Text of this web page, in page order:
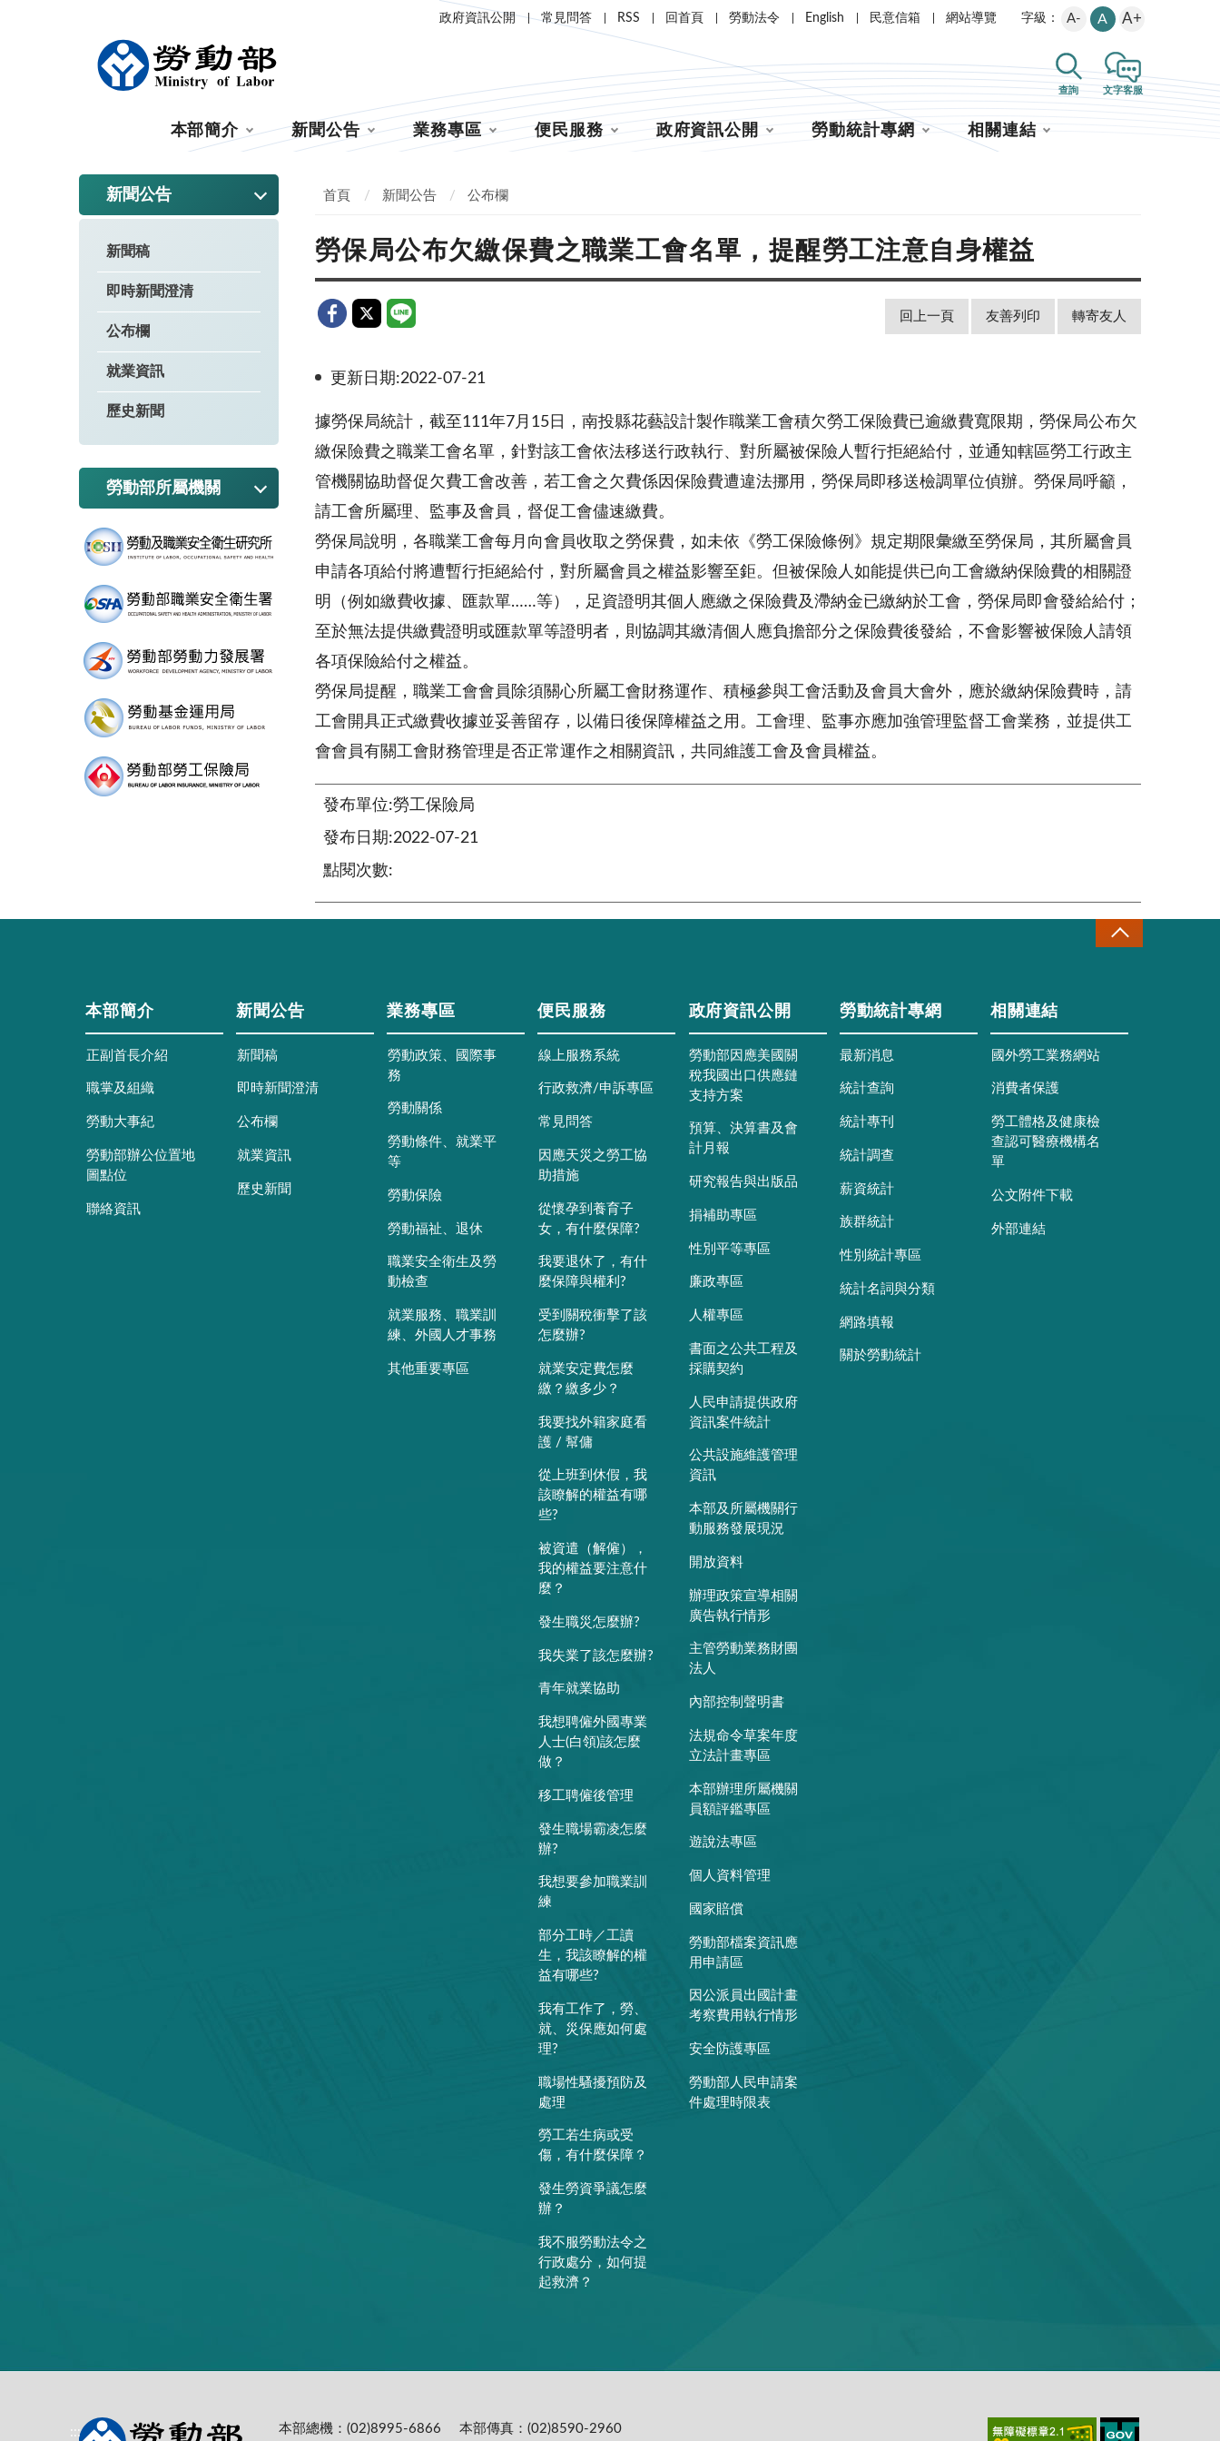
政府資訊公開 常見問答 RSS 回首頁 勞動法令 English 民意信箱 網站導覽 字級： A- A A+
查詢 文字客服
本部簡介 新聞公告 業務專區 便民服務 政府資訊公開 勞動統計專網 相關連結
新聞公告
新聞稿
即時新聞澄清
公布欄
就業資訊
歷史新聞
勞動部所屬機關
首頁 新聞公告 公布欄
勞保局公布欠繳保費之職業工會名單，提醒勞工注意自身權益
回上一頁 友善列印 轉寄友人
更新日期:2022-07-21
據勞保局統計，截至111年7月15日，南投縣花藝設計製作職業工會積欠勞工保險費已逾繳費寬限期，勞保局公布欠
繳保險費之職業工會名單，針對該工會依法移送行政執行、對所屬被保險人暫行拒絕給付，並通知轄區勞工行政主
管機關協助督促欠費工會改善，若工會之欠費係因保險費遭違法挪用，勞保局即移送檢調單位偵辦。勞保局呼籲，
請工會所屬理、監事及會員，督促工會儘速繳費。
勞保局說明，各職業工會每月向會員收取之勞保費，如未依《勞工保險條例》規定期限彙繳至勞保局，其所屬會員
申請各項給付將遭暫行拒絕給付，對所屬會員之權益影響至鉅。但被保險人如能提供已向工會繳納保險費的相關證
明（例如繳費收據、匯款單……等），足資證明其個人應繳之保險費及滯納金已繳納於工會，勞保局即會發給給付；
至於無法提供繳費證明或匯款單等證明者，則協調其繳清個人應負擔部分之保險費後發給，不會影響被保險人請領
各項保險給付之權益。
勞保局提醒，職業工會會員除須關心所屬工會財務運作、積極參與工會活動及會員大會外，應於繳納保險費時，請
工會開具正式繳費收據並妥善留存，以備日後保障權益之用。工會理、監事亦應加強管理監督工會業務，並提供工
會會員有關工會財務管理是否正常運作之相關資訊，共同維護工會及會員權益。
發布單位:勞工保險局
發布日期:2022-07-21
點閱次數:
本部簡介
正副首長介紹
職掌及組織
勞動大事紀
勞動部辦公位置地
圖點位
聯絡資訊
新聞公告
新聞稿
即時新聞澄清
公布欄
就業資訊
歷史新聞
業務專區
勞動政策、國際事
務
勞動關係
勞動條件、就業平
等
勞動保險
勞動福祉、退休
職業安全衛生及勞
動檢查
就業服務、職業訓
練、外國人才事務
其他重要專區
便民服務
線上服務系統
行政救濟/申訴專區
常見問答
因應天災之勞工協
助措施
從懷孕到養育子
女，有什麼保障?
我要退休了，有什
麼保障與權利?
受到關稅衝擊了該
怎麼辦?
就業安定費怎麼
繳？繳多少？
我要找外籍家庭看
護 / 幫傭
從上班到休假，我
該瞭解的權益有哪
些?
被資遣（解僱），
我的權益要注意什
麼？
發生職災怎麼辦?
我失業了該怎麼辦?
青年就業協助
我想聘僱外國專業
人士(白領)該怎麼
做？
移工聘僱後管理
發生職場霸凌怎麼
辦?
我想要參加職業訓
練
部分工時／工讀
生，我該瞭解的權
益有哪些?
我有工作了，勞、
就、災保應如何處
理?
職場性騷擾預防及
處理
勞工若生病或受
傷，有什麼保障？
發生勞資爭議怎麼
辦？
我不服勞動法令之
行政處分，如何提
起救濟？
政府資訊公開
勞動部因應美國關
稅我國出口供應鏈
支持方案
預算、決算書及會
計月報
研究報告與出版品
捐補助專區
性別平等專區
廉政專區
人權專區
書面之公共工程及
採購契約
人民申請提供政府
資訊案件統計
公共設施維護管理
資訊
本部及所屬機關行
動服務發展現況
開放資料
辦理政策宣導相關
廣告執行情形
主管勞動業務財團
法人
內部控制聲明書
法規命令草案年度
立法計畫專區
本部辦理所屬機關
員額評鑑專區
遊說法專區
個人資料管理
國家賠償
勞動部檔案資訊應
用申請區
因公派員出國計畫
考察費用執行情形
安全防護專區
勞動部人民申請案
件處理時限表
勞動統計專網
最新消息
統計查詢
統計專刊
統計調查
薪資統計
族群統計
性別統計專區
統計名詞與分類
網路填報
關於勞動統計
相關連結
國外勞工業務網站
消費者保護
勞工體格及健康檢
查認可醫療機構名
單
公文附件下載
外部連結
::: 本部總機：(02)8995-6866 本部傳真：(02)8590-2960